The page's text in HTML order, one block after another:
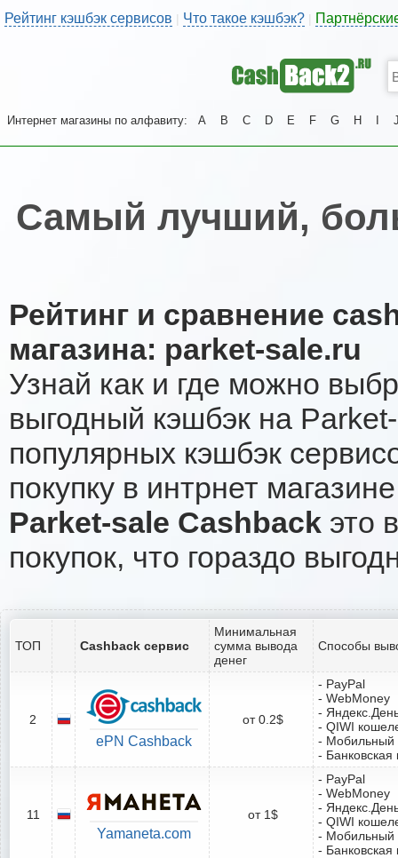
Рейтинг кэшбэк сервисов | Что такое кэшбэк?
Интернет магазины по алфавиту: A B C D E F G H
Самый лучший,
Рейтинг и сравнение
магазина: parket-sale.ru
Узнай как и где можно
выгодный кэшбэк на
популярных кэшбэк
покупку в интрнет
Parket-sale Cashback это
покупок, что гораздо
ТОП Cashback сервис
Минимальная
сумма вывода
денег
Способы
2
ePN Cashback
от 0.2$
- PayPal
- WebMoney
-
- QIWI
- Мобильный
- Банковская
11
Yamaneta.com
от 1$
- PayPal
- WebMoney
-
- QIWI
- Мобильный
- Банковская